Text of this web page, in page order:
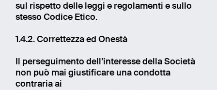
sul rispetto delle leggi e regolamenti e sullo
stesso Codice Etico.
1.4.2. Correttezza ed Onestà
Il perseguimento dell’interesse della Società
non può mai giustificare una condotta
contraria ai